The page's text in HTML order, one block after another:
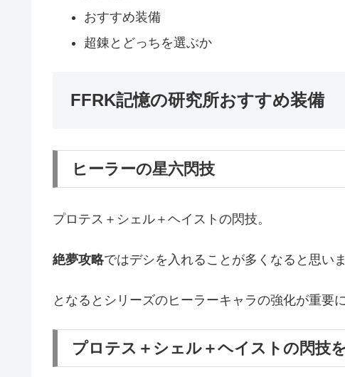
おすすめ装備
超錬とどっちを選ぶか
FFRK記憶の研究所おすすめ装備
ヒーラーの星六閃技
プロテス＋シェル＋ヘイストの閃技。
絶夢攻略ではデシを入れることが多くなると思いま
となるとシリーズのヒーラーキャラの強化が重要
プロテス＋シェル＋ヘイストの閃技